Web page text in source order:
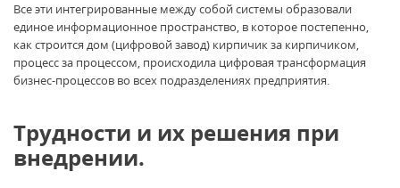
Все эти интегрированные между собой системы образовали
единое информационное пространство, в которое постепенно,
как строится дом (цифровой завод) кирпичик за кирпичиком,
процесс за процессом, происходила цифровая трансформация
бизнес-процессов во всех подразделениях предприятия.
Трудности и их решения при
внедрении.